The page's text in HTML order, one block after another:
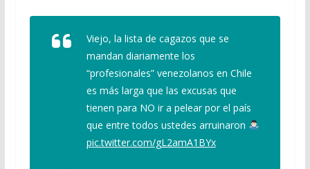
Viejo, la lista de cagazos que se
mandan diariamente los
“profesionales” venezolanos en Chile
es más larga que las excusas que
tienen para NO ir a pelear por el país
que entre todos ustedes arruinaron
pic.twitter.com/gL2amA1BYx